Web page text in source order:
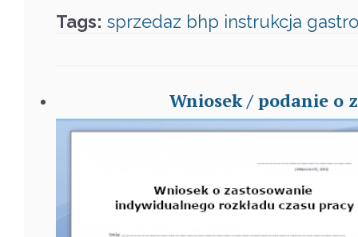
Tags: sprzedaz bhp instrukcja
Wniosek / podanie o